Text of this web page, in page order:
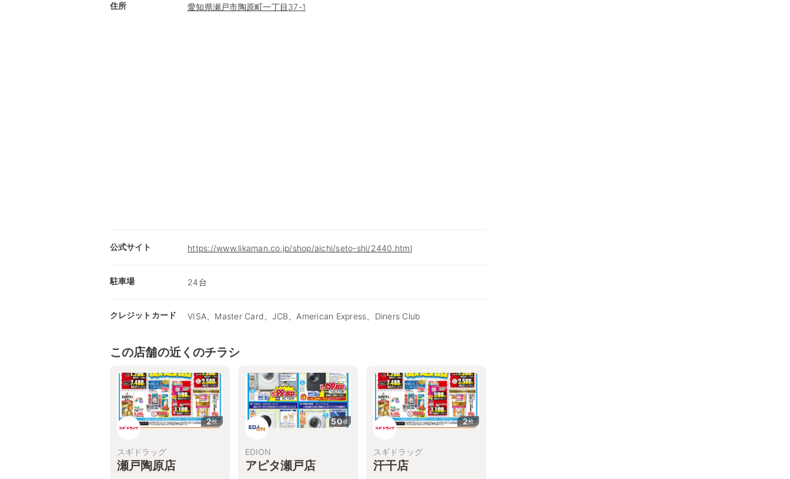
住所 愛知県瀬戸市陶原町一丁目37-1
公式サイト https://www.likaman.co.jp/shop/aichi/seto-shi/2440.html
駐車場 24台
クレジットカード VISA、Master Card、JCB、American Express、Diners Club
この店舗の近くのチラシ
2枚
スギドラッグ
瀬戸陶原店
50枚
EDION
アピタ瀬戸店
2枚
スギドラッグ
汗干店